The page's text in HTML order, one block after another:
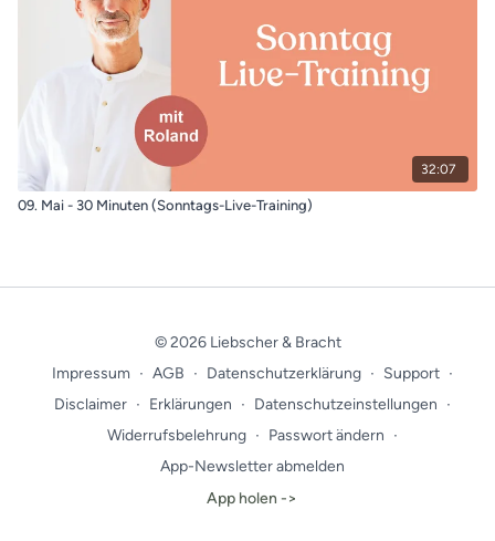
32:07
09. Mai - 30 Minuten (Sonntags-Live-Training)
© 2026 Liebscher & Bracht
Impressum ∙ AGB ∙ Datenschutzerklärung ∙ Support ∙
Disclaimer ∙ Erklärungen ∙ Datenschutzeinstellungen ∙
Widerrufsbelehrung ∙ Passwort ändern ∙
App-Newsletter abmelden
App holen ->